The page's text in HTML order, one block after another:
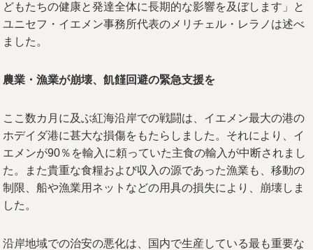
どもたちの健康と発達全体に長期的な影響を及ぼします」と
ユニセフ・イエメン事務所代表のメリチェル・レラノは述べ
ました。
農業・漁業が崩壊、飢饉回避の緊急支援を
ここ数カ月に及ぶ紅海沿岸での戦闘は、イエメン最大の港の
ホデイダ港に甚大な損傷をもたらしました。それにより、イ
エメンが90％を輸入に頼っていた主食の輸入が中断されまし
た。また貴重な食糧および収入の源であった漁業も、移動の
制限、船や漁業用ネットなどの用具の損失により、崩壊しま
した。
沿岸地域での治安の悪化は、国内で生産している最も重要な